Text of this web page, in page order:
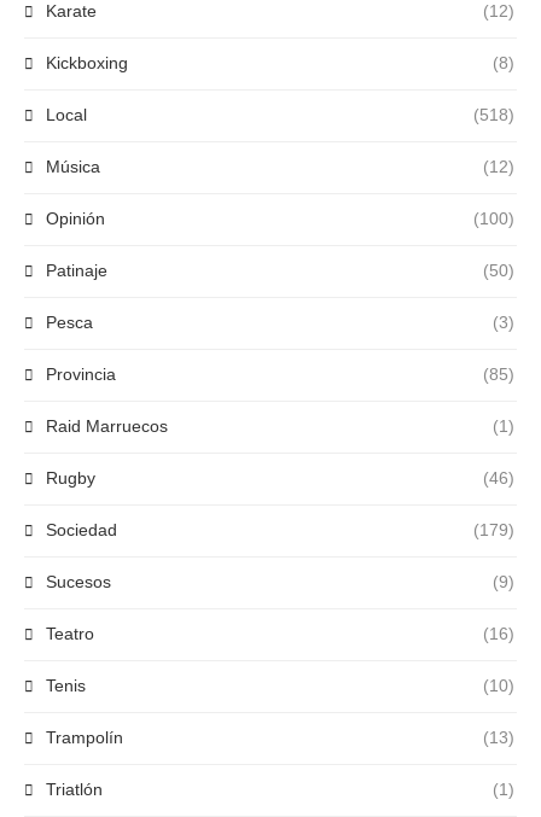
Karate (12)
Kickboxing (8)
Local (518)
Música (12)
Opinión (100)
Patinaje (50)
Pesca (3)
Provincia (85)
Raid Marruecos (1)
Rugby (46)
Sociedad (179)
Sucesos (9)
Teatro (16)
Tenis (10)
Trampolín (13)
Triatlón (1)